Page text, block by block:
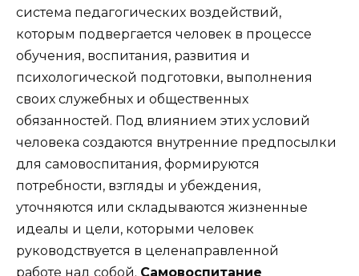
система педагогических воздействий,
которым подвергается человек в процессе
обучения, воспитания, развития и
психологической подготовки, выполнения
своих служебных и общественных
обязанностей. Под влиянием этих условий
человека создаются внутренние предпосылки
для самовоспитания, формируются
потребности, взгляды и убеждения,
уточняются или складываются жизненные
идеалы и цели, которыми человек
руководствуется в целенаправленной
работе над собой. Самовоспитание